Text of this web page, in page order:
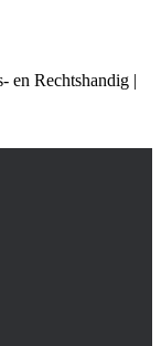
en Rechtshandig |